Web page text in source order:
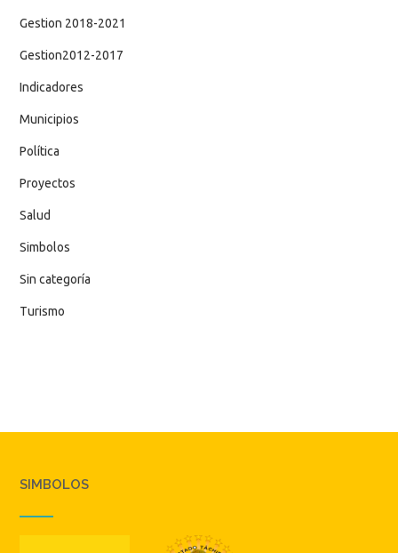
Gestion 2018-2021
Gestion2012-2017
Indicadores
Municipios
Política
Proyectos
Salud
Simbolos
Sin categoría
Turismo
SIMBOLOS